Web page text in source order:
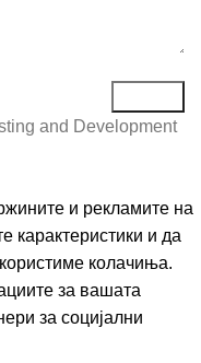
and Development
и рекламите на
карактеристики и да
колачиња.
за вашата
за социјални